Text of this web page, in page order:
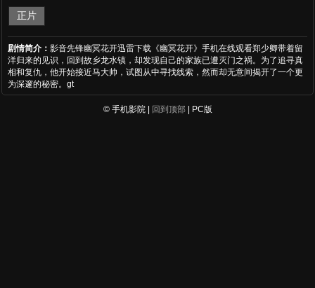
正片
剧情简介： 影音先锋幽冥花开迅雷下载《幽冥花开》手机在线观看郑少卿带着留
洋归来的见识，回到故乡龙水镇，却发现自己的家族已遭灭门之祸。为了追寻真
相和复仇，他开始接近马大帅，试图从中寻找线索，然而却无意间揭开了一个更
为深邃的秘密。gt
© 手机影院 | 回到顶部| PC版